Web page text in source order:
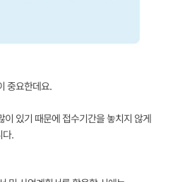
중요한데요.
이 있기 때문에 접수기간을 놓치지 않게
다.